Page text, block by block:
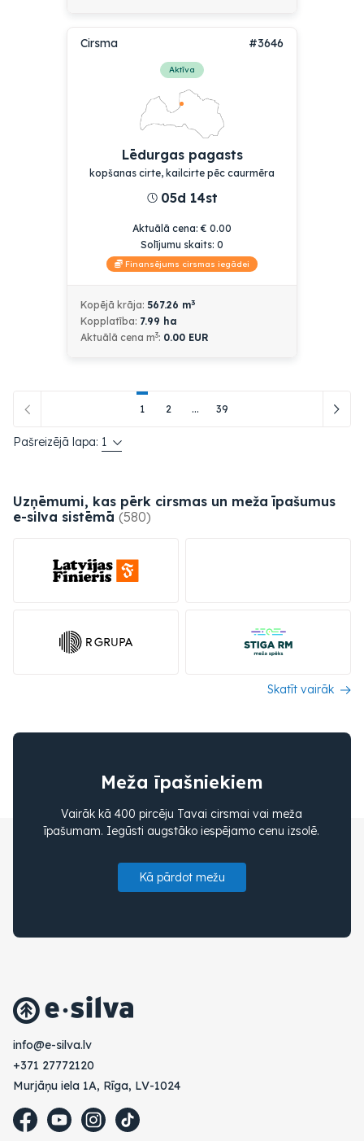
Cirsma #3646
Aktīva
Lēdurgas pagasts
kopšanas cirte, kailcirte pēc caurmēra
05d 14st
Aktuālā cena:€ 0.00
Solījumu skaits: 0
Finansējums cirsmas iegādei
Kopējā krāja: 567.26 m3
Kopplatība: 7.99 ha
Aktuālā cena m3: 0.00 EUR
1 2 ... 39
Pašreizējā lapa: 1
Uzņēmumi, kas pērk cirsmas un meža īpašumus
e-silva sistēmā (580)
Skatīt vairāk
Meža īpašniekiem
Vairāk kā 400 pircēju Tavai cirsmai vai meža
īpašumam. Iegūsti augstāko iespējamo cenu izsolē.
Kā pārdot mežu
vl.avlis-e@ofni
+371 27772120
Murjāņu iela 1A, Rīga, LV-1024